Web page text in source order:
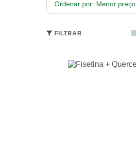
Ordenar por: Menor preço
FILTRAR